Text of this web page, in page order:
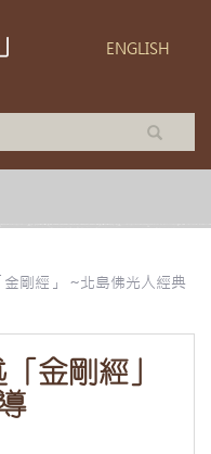
ENGLISH
剛經」 ~北島佛光人經典
金剛經」